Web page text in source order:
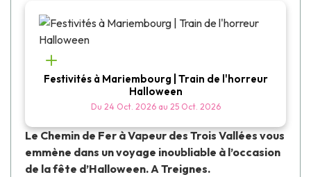
Festivités à Mariembourg | Train de l'horreur
Halloween
Du 24 Oct. 2026 au 25 Oct. 2026
Le Chemin de Fer à Vapeur des Trois Vallées vous
emmène dans un voyage inoubliable à l’occasion
de la fête d’Halloween.A Treignes.